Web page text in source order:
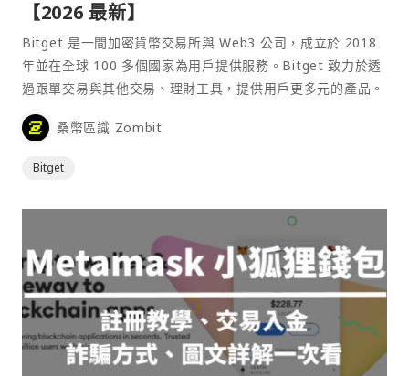
【2026 最新】
Bitget 是一間加密貨幣交易所與 Web3 公司，成立於 2018
年並在全球 100 多個國家為用戶提供服務。Bitget 致力於透
過跟單交易與其他交易、理財工具，提供用戶更多元的產品。
桑幣區識 Zombit
Bitget